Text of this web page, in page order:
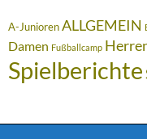
A-Junioren ALLGEMEIN
Damen Fußballcamp
Spielberichte